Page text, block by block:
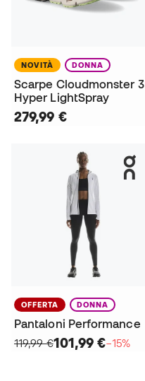
NOVITÀ DONNA
Scarpe Cloudmonster 3
Hyper LightSpray
279,99 €
OFFERTA DONNA
Pantaloni Performance
119,99 €101,99 €−15%